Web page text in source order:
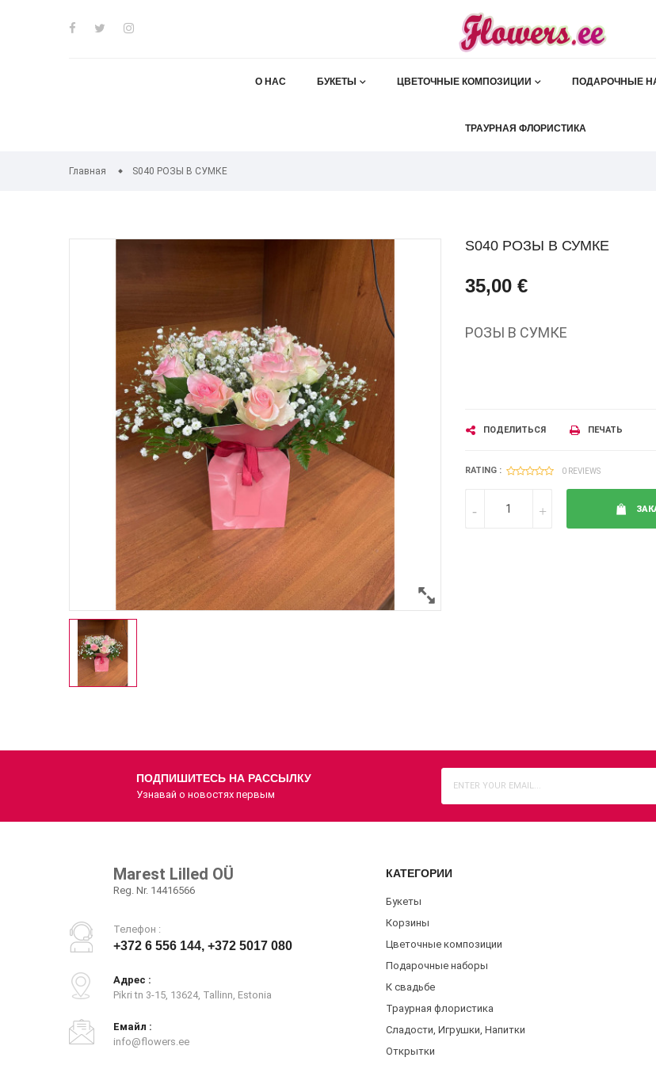
О НАС БУКЕТЫ ЦВЕТОЧНЫЕ КОМПОЗИЦИИ ПОДАРОЧНЫЕ
ТРАУРНАЯ ФЛОРИСТИКА
Главная S040 РОЗЫ В СУМКЕ
S040 РОЗЫ В СУМКЕ
35,00 €
РОЗЫ В СУМКЕ
ПОДЕЛИТЬСЯ ПЕЧАТЬ
RATING : 0 REVIEWS
ПОДПИШИТЕСЬ НА РАССЫЛКУ
Узнавай о новостях первым
Marest Lilled OÜ
Reg. Nr. 14416566
Телефон :
+372 6 556 144, +372 5017 080
Адрес :
Pikri tn 3-15, 13624, Tallinn, Estonia
Емайл :
info@flowers.ee
КАТЕГОРИИ
Букеты
Корзины
Цветочные композиции
Подарочные наборы
К свадьбе
Траурная флористика
Сладости, Игрушки, Напитки
Открытки